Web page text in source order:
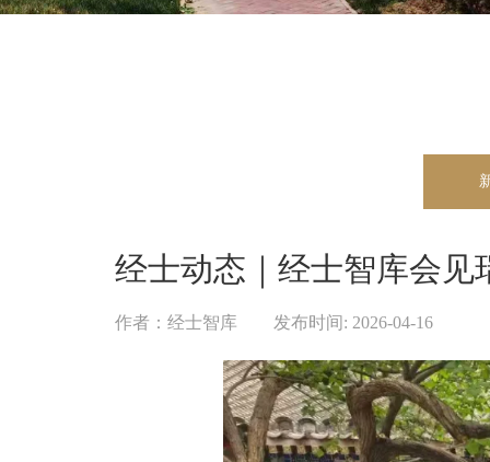
经士动态｜经士智库会见
作者： 经士智库 发布时间: 2026-04-16